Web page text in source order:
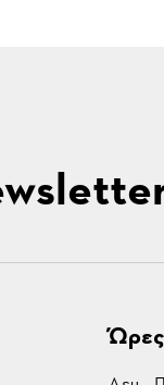
Ώρες